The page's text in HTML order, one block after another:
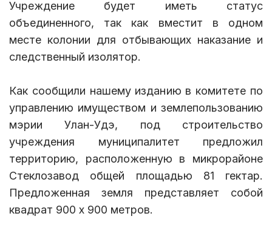
Учреждение будет иметь статус
объединенного, так как вместит в одном
месте колонии для отбывающих наказание и
следственный изолятор.
Как сообщили нашему изданию в комитете по
управлению имуществом и землепользованию
мэрии Улан-Удэ, под строительство
учреждения муниципалитет предложил
территорию, расположенную в микрорайоне
Стеклозавод общей площадью 81 гектар.
Предложенная земля представляет собой
квадрат 900 х 900 метров.